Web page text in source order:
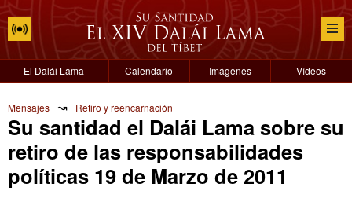
El Dalái Lama Calendario Imágenes Vídeos
Mensajes ↝ Retiro y reencarnación
Su santidad el Dalái Lama sobre su
retiro de las responsabilidades
políticas 19 de Marzo de 2011